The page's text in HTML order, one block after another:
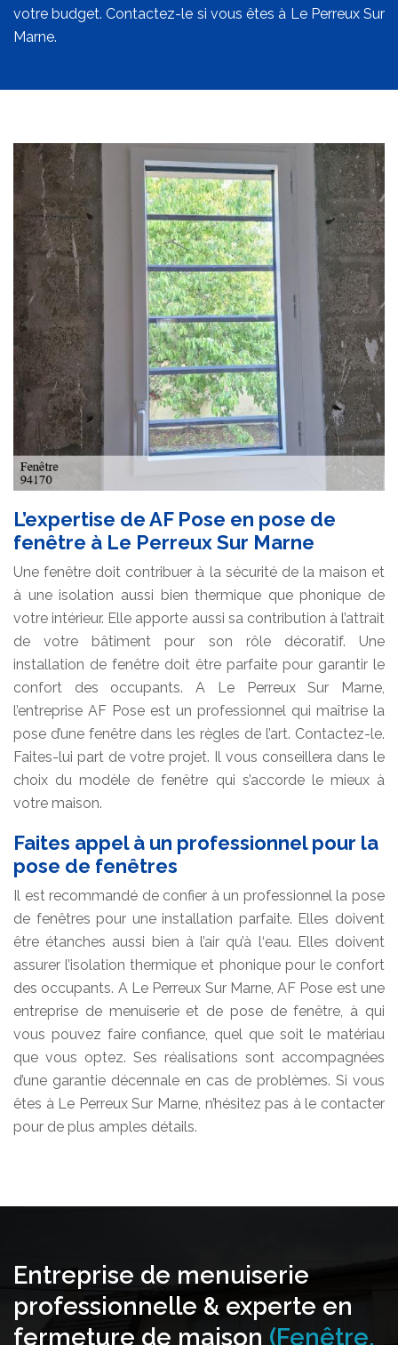
votre budget. Contactez-le si vous êtes à Le Perreux Sur
Marne.
L’expertise de AF Pose en pose de
fenêtre à Le Perreux Sur Marne
Une fenêtre doit contribuer à la sécurité de la maison et
à une isolation aussi bien thermique que phonique de
votre intérieur. Elle apporte aussi sa contribution à l’attrait
de votre bâtiment pour son rôle décoratif. Une
installation de fenêtre doit être parfaite pour garantir le
confort des occupants. A Le Perreux Sur Marne,
l’entreprise AF Pose est un professionnel qui maîtrise la
pose d’une fenêtre dans les règles de l’art. Contactez-le.
Faites-lui part de votre projet. Il vous conseillera dans le
choix du modèle de fenêtre qui s’accorde le mieux à
votre maison.
Faites appel à un professionnel pour la
pose de fenêtres
Il est recommandé de confier à un professionnel la pose
de fenêtres pour une installation parfaite. Elles doivent
être étanches aussi bien à l’air qu’à l‘eau. Elles doivent
assurer l’isolation thermique et phonique pour le confort
des occupants. A Le Perreux Sur Marne, AF Pose est une
entreprise de menuiserie et de pose de fenêtre, à qui
vous pouvez faire confiance, quel que soit le matériau
que vous optez. Ses réalisations sont accompagnées
d’une garantie décennale en cas de problèmes. Si vous
êtes à Le Perreux Sur Marne, n’hésitez pas à le contacter
pour de plus amples détails.
Entreprise de menuiserie
professionnelle & experte en
fermeture de maison (Fenêtre,